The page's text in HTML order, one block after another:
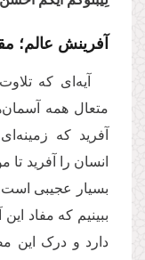
آفرینش عالم؛
آیه‌ای که
متعال همه
آفرید که
انسان را آفرید تا
بسیار عجیبی است.
ببینیم که مفاد
دارد و درک این